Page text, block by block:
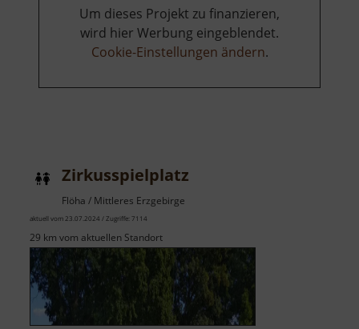
Um dieses Projekt zu finanzieren,
wird hier Werbung eingeblendet.
Cookie-Einstellungen ändern.
Zirkusspielplatz
Flöha / Mittleres Erzgebirge
aktuell vom 23.07.2024 / Zugriffe: 7114
29 km vom aktuellen Standort